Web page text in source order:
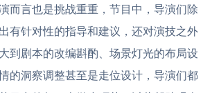
而言也是挑战重重，节目中，导演们除
有针对性的指导和建议，还对演技之外
到剧本的改编斟酌、场景灯光的布局设
的洞察调整甚至是走位设计，导演们都